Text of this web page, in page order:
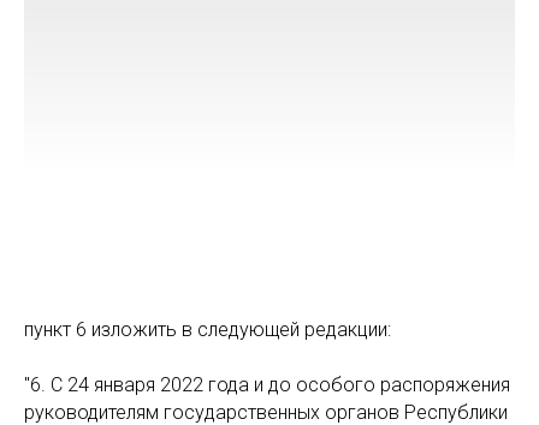
пункт 6 изложить в следующей редакции:
"6. С 24 января 2022 года и до особого распоряжения
руководителям государственных органов Республики